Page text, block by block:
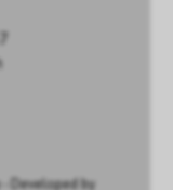
- Developed by